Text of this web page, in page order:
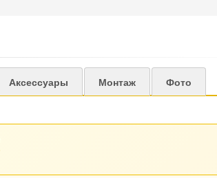
Аксессуары Монтаж Фото